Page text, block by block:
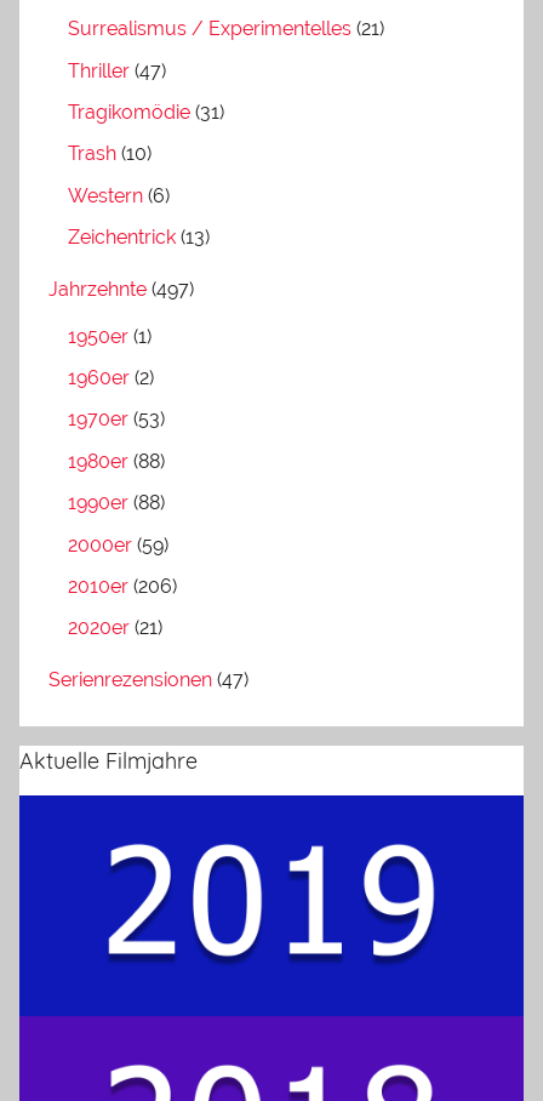
Surrealismus / Experimentelles (21)
Thriller (47)
Tragikomödie (31)
Trash (10)
Western (6)
Zeichentrick (13)
Jahrzehnte (497)
1950er (1)
1960er (2)
1970er (53)
1980er (88)
1990er (88)
2000er (59)
2010er (206)
2020er (21)
Serienrezensionen (47)
Aktuelle Filmjahre